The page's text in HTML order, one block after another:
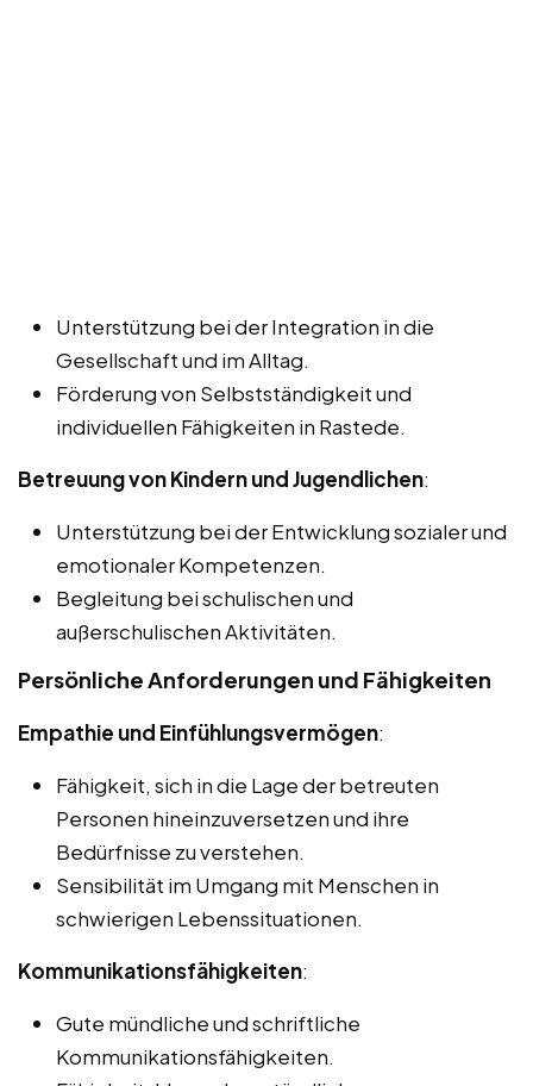
Unterstützung bei der Integration in die
Gesellschaft und im Alltag.
Förderung von Selbstständigkeit und
individuellen Fähigkeiten in Rastede.
Betreuung von Kindern und Jugendlichen:
Unterstützung bei der Entwicklung sozialer und
emotionaler Kompetenzen.
Begleitung bei schulischen und
außerschulischen Aktivitäten.
Persönliche Anforderungen und Fähigkeiten
Empathie und Einfühlungsvermögen:
Fähigkeit, sich in die Lage der betreuten
Personen hineinzuversetzen und ihre
Bedürfnisse zu verstehen.
Sensibilität im Umgang mit Menschen in
schwierigen Lebenssituationen.
Kommunikationsfähigkeiten:
Gute mündliche und schriftliche
Kommunikationsfähigkeiten.